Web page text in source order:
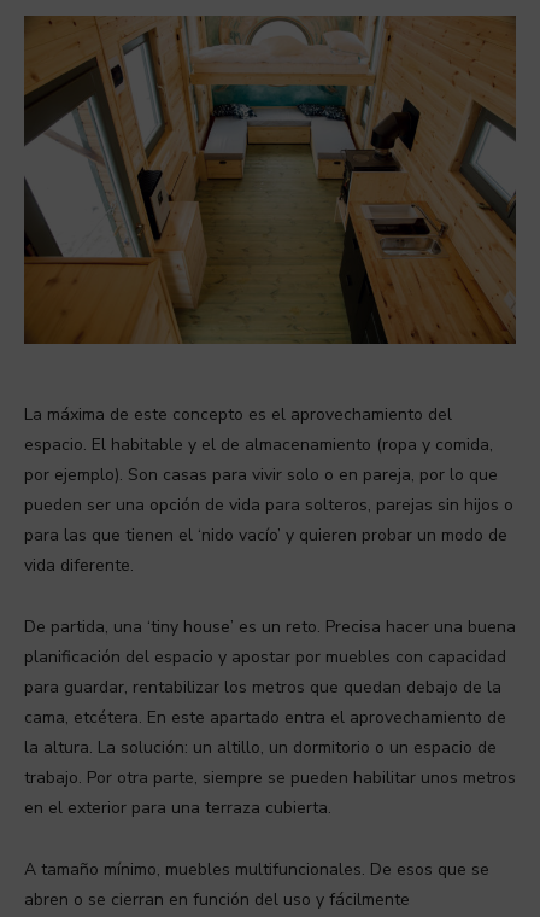
La máxima de este concepto es el aprovechamiento del
espacio. El habitable y el de almacenamiento (ropa y comida,
por ejemplo). Son casas para vivir solo o en pareja, por lo que
pueden ser una opción de vida para solteros, parejas sin hijos o
para las que tienen el ‘nido vacío’ y quieren probar un modo de
vida diferente.
De partida, una ‘tiny house’ es un reto. Precisa hacer una buena
planificación del espacio y apostar por muebles con capacidad
para guardar, rentabilizar los metros que quedan debajo de la
cama, etcétera. En este apartado entra el aprovechamiento de
la altura. La solución: un altillo, un dormitorio o un espacio de
trabajo. Por otra parte, siempre se pueden habilitar unos metros
en el exterior para una terraza cubierta.
A tamaño mínimo, muebles multifuncionales. De esos que se
abren o se cierran en función del uso y fácilmente